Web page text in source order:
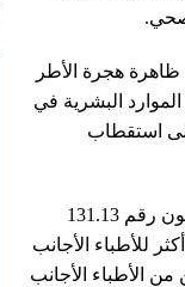
هجرة الأطر
الموارد البشرية في
استقطاب
وأبرز المسؤول الحكومي أن القانون رقم 33.21 القاضي بتغيير وتتميم القانون رقم 131.13
للأطباء الأجانب
من الأطباء الأجانب